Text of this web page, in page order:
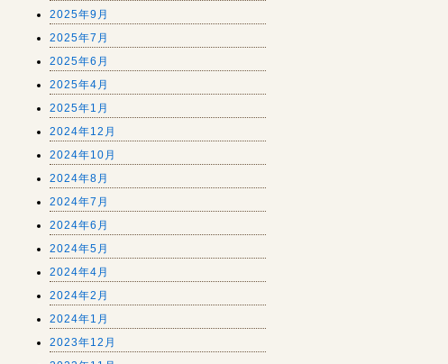
2025年9月
2025年7月
2025年6月
2025年4月
2025年1月
2024年12月
2024年10月
2024年8月
2024年7月
2024年6月
2024年5月
2024年4月
2024年2月
2024年1月
2023年12月